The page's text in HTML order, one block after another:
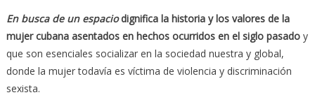
En busca de un espaciodignifica la historia y los valores de la
mujer cubana asentados en hechos ocurridos en el siglo pasadoy
que son esenciales socializar en la sociedad nuestra y global,
donde la mujer todavía es víctima de violencia y discriminación
sexista.